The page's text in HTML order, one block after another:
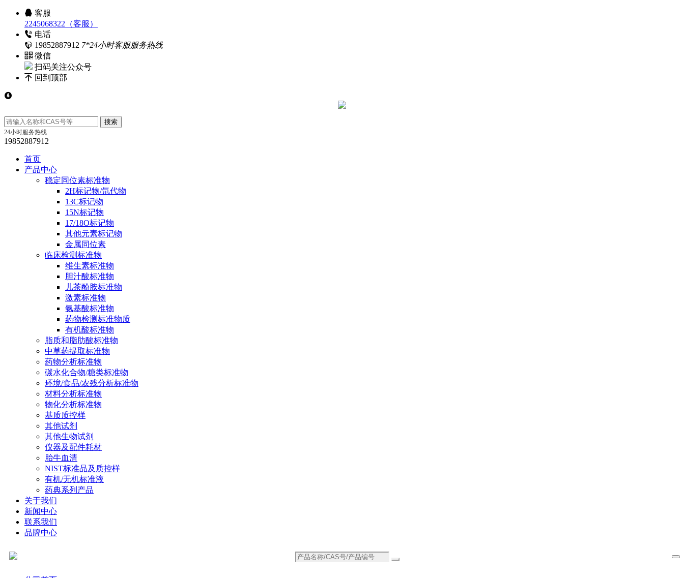
客服
2245068322（客服）
电话
19852887912 7*24小时客服服务热线
微信
扫码关注公众号
回到顶部
24小时服务热线
19852887912
首页
产品中心
稳定同位素标准物
2H标记物/氘代物
13C标记物
15N标记物
17/18O标记物
其他元素标记物
金属同位素
临床检测标准物
维生素标准物
胆汁酸标准物
儿茶酚胺标准物
激素标准物
氨基酸标准物
药物检测标准物质
有机酸标准物
脂质和脂肪酸标准物
中草药提取标准物
药物分析标准物
碳水化合物/糖类标准物
环境/食品/农残分析标准物
材料分析标准物
物化分析标准物
基质质控样
其他试剂
其他生物试剂
仪器及配件耗材
胎牛血清
NIST标准品及质控样
有机/无机标准液
药典系列产品
关于我们
新闻中心
联系我们
品牌中心